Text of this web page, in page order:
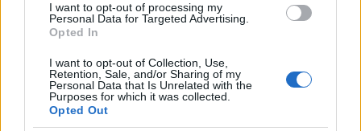
consent section.
I want to opt-out of processing my
Personal Data for Targeted Advertising.
Opted In
I want to opt-out of Collection, Use,
Retention, Sale, and/or Sharing of my
Personal Data that Is Unrelated with the
Purposes for which it was collected.
Opted Out